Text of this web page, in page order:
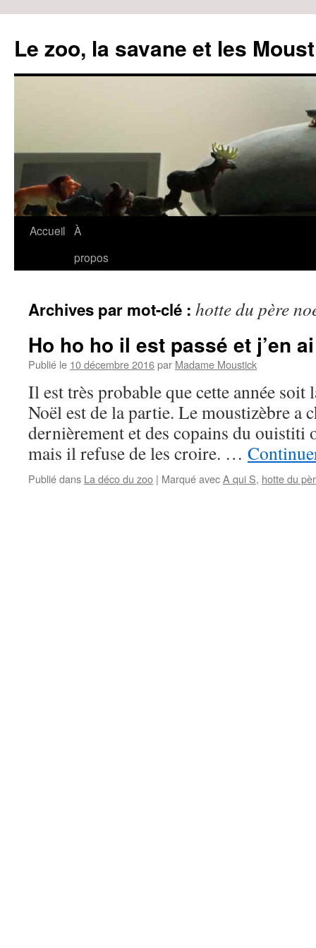
Le zoo, la savane et les
Aller
Accueil À
propos
Archives par mot-clé : hotte du père
Ho ho ho il est passé et j’en
Publié le 10 décembre 2016par Madame Moustick
Il est très probable que cette année soit
Noël est de la partie. Le moustizèbre a
dernièrement et des copains du ouistiti
mais il refuse de les croire. …
Publié dans La déco du zoo | Marqué avecA qui S, hotte du